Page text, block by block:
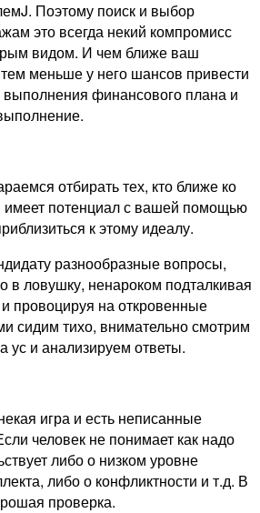
Поэтому поиск и выбор
это всегда некий компромисс
видом. И чем ближе ваш
меньше у него шансов привести
выполнения финансового плана и
отбирать тех, кто ближе ко
имеет потенциал с вашей помощью
к этому идеалу.
разнообразные вопросы,
в ловушку, ненароком подталкивая
провоцируя на откровенные
сидим тихо, внимательно смотрим
ус и анализируем ответы.
игра и есть неписанные
человек не понимает как надо
либо о низком уровне
либо о конфликтности и т.д. В
проверка.